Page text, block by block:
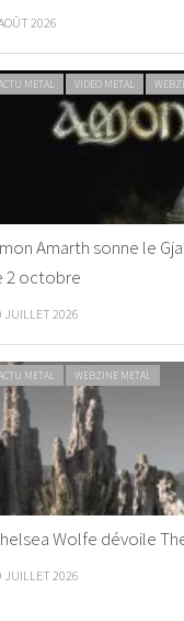
2026
METAL VIDEO METAL
Amarth sonne le
2 octobre
JUILLET 2026
METAL WEBZINE METAL
Wolfe dévoile
JUILLET 2026